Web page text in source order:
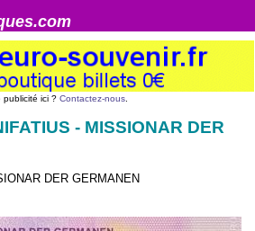
publicité ici ? Contactez-nous.
- MISSIONAR DER
DER GERMANEN